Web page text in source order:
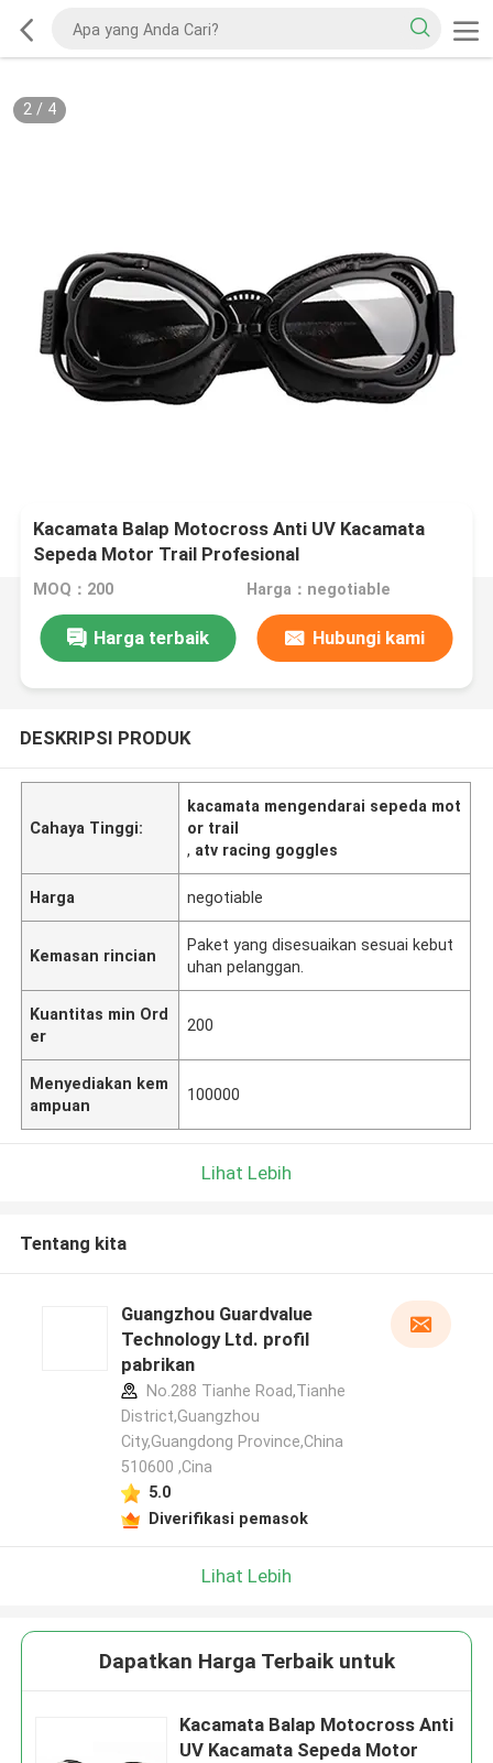
2/ 4
Kacamata Balap Motocross Anti UV Kacamata
Sepeda Motor Trail Profesional
MOQ：200 Harga：negotiable
Harga terbaik Hubungi kami
DESKRIPSI PRODUK
Cahaya Tinggi:
kacamata mengendarai sepeda mot
or trail
, atv racing goggles
Harga negotiable
Kemasan rincian
Paket yang disesuaikan sesuai kebut
uhan pelanggan.
Kuantitas min Ord
er
200
Menyediakan kem
ampuan
100000
Lihat Lebih
Tentang kita
Guangzhou Guardvalue
Technology Ltd. profil
pabrikan
No.288 Tianhe Road,Tianhe
District,Guangzhou
City,Guangdong Province,China
510600 ,Cina
5.0
Diverifikasi pemasok
Lihat Lebih
Dapatkan Harga Terbaik untuk
Kacamata Balap Motocross Anti
UV Kacamata Sepeda Motor